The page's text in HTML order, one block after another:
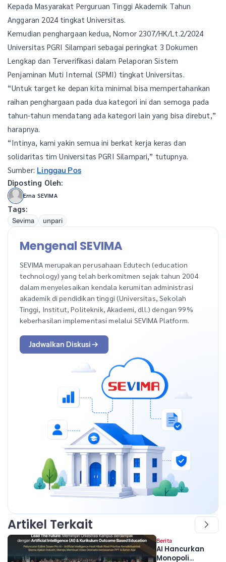
Kepada Masyarakat Perguruan Tinggi Akademik Tahun
Anggaran 2024 tingkat Universitas.
Kemudian penghargaan kedua, Nomor 2307/HK/Lt.2/2024
Universitas PGRI Silampari sebagai peringkat 3 Dokumen
Lengkap dan Terverifikasi dalam Pelaporan Sistem
Penjaminan Muti Internal (SPMI) tingkat Universitas.
“Untuk target ke depan kita minimal bisa mempertahankan
raihan penghargaan pada dua kategori ini dan semoga pada
tahun-tahun mendatang ada kategori lain yang bisa direbut,”
harapnya.
“Intinya, kami yakin semua ini berkat kerja keras dan
solidaritas tim Universitas PGRI Silampari,” tutupnya.
Sumber: Linggau Pos
Diposting Oleh:
Erna SEVIMA
Tags:
Sevima unpari
Mengenal SEVIMA
SEVIMA merupakan perusahaan Edutech (education
technology) yang telah berkomitmen sejak tahun 2004
dalam menyelesaikan kendala kerumitan administrasi
akademik di pendidikan tinggi (Universitas, Sekolah
Tinggi, Institut, Politeknik, Akademi, dll.) dengan 99%
keberhasilan implementasi melalui SEVIMA Platform.
Jadwalkan Diskusi
Artikel Terkait
Berita
AI Hancurkan
Monopoli